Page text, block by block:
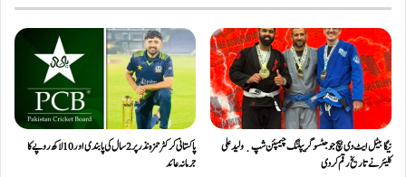
نیگا بیٹل ایٹ دی بیچ جوجٹسو گریپلنگ چیمپئن شپ ٜ ولید علی
کلیئر نے تاریخ رقم کر دی
پاکستانی کرکٹر حمزہ نذر پر 2 سال کی پابندی اور 10 لاکھ روپےکا
جرمانہ عائد